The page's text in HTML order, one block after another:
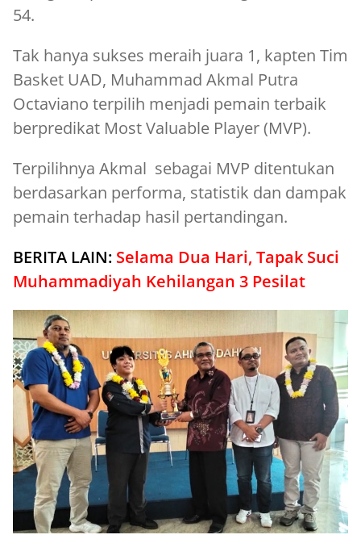
54.
Tak hanya sukses meraih juara 1, kapten Tim
Basket UAD, Muhammad Akmal Putra
Octaviano terpilih menjadi pemain terbaik
berpredikat Most Valuable Player (MVP).
Terpilihnya Akmal sebagai MVP ditentukan
berdasarkan performa, statistik dan dampak
pemain terhadap hasil pertandingan.
BERITA LAIN: Selama Dua Hari, Tapak Suci
Muhammadiyah Kehilangan 3 Pesilat